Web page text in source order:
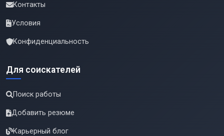
Контакты
Условия
Конфиденциальность
Для соискателей
Поиск работы
Добавить резюме
Карьерный блог